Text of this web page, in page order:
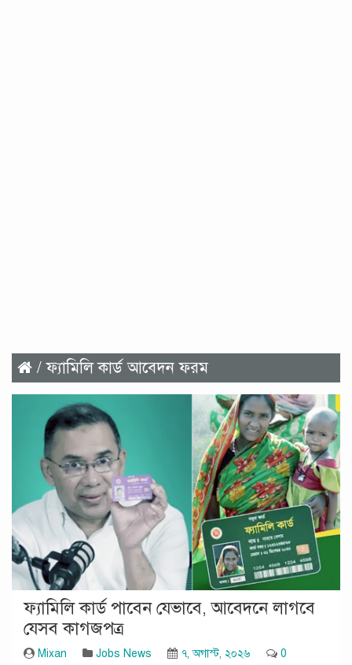
/ ফ্যামিলি কার্ড আবেদন ফরম
ফ্যামিলি কার্ড পাবেন যেভাবে, আবেদনে লাগবে
যেসব কাগজপত্র
Mixan Jobs News ৭, অগাস্ট, ২০২৬ 0